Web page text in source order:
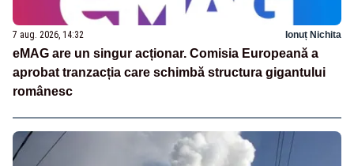
7 aug. 2026, 14:32 Ionuț Nichita
eMAG are un singur acționar. Comisia Europeană a
aprobat tranzacția care schimbă structura gigantului
românesc